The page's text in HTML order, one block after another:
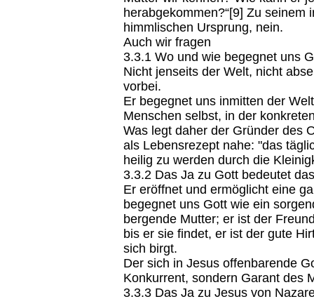
herabgekommen?“[9] Zu
himmlischen Ursprung, nein.
Auch wir fragen
3.3.1 Wo und wie begegnet uns
Nicht jenseits der Welt, nicht
vorbei.
Er begegnet uns inmitten der
Menschen selbst, in der
Was legt daher der Gründer des
als Lebensrezept nahe: "das
heilig zu werden durch die
3.3.2 Das Ja zu Gott bedeutet
Er eröffnet und ermöglicht eine
begegnet uns Gott wie ein
bergende Mutter; er ist der
bis er sie findet, er ist der gute
sich birgt.
Der sich in Jesus offenbarende
Konkurrent, sondern Garant des
3.3.3 Das Ja zu Jesus von